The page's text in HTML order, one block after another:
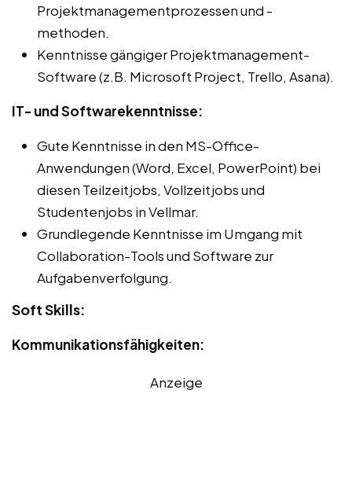
Projektmanagementprozessen und -
methoden.
Kenntnisse gängiger Projektmanagement-
Software (z.B. Microsoft Project, Trello, Asana).
IT- und Softwarekenntnisse:
Gute Kenntnisse in den MS-Office-
Anwendungen (Word, Excel, PowerPoint) bei
diesen Teilzeitjobs, Vollzeitjobs und
Studentenjobs in Vellmar.
Grundlegende Kenntnisse im Umgang mit
Collaboration-Tools und Software zur
Aufgabenverfolgung.
Soft Skills:
Kommunikationsfähigkeiten:
Anzeige